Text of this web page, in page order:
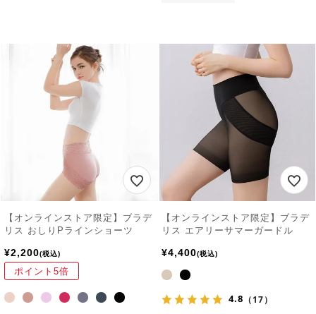
【オンラインストア限定】ブラデ
リス おしりPラインショーツ
¥2,200 税込
ポイント5倍
【オンラインストア限定】ブラデ
リス エアリーサマーガードル
¥4,400 税込
4.8 （17）